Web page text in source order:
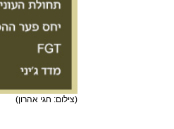
(צילום: חגי אהרון)